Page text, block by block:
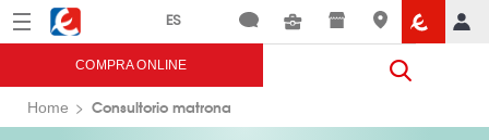
Menú Eroski
COMPRA ONLINE
Home Consultorio matrona